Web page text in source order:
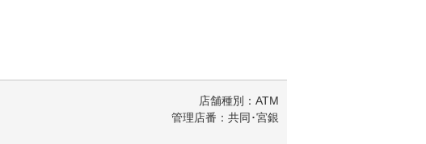
店舗種別：ATM
管理店番：共同･宮銀